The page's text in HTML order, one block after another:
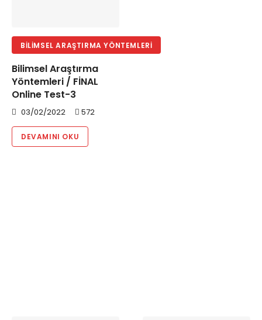
BILIMSEL ARAŞTIRMA YÖNTEMLERI
Bilimsel Araştırma
Yöntemleri / FİNAL
Online Test-3
03/02/2022 572
DEVAMINI OKU